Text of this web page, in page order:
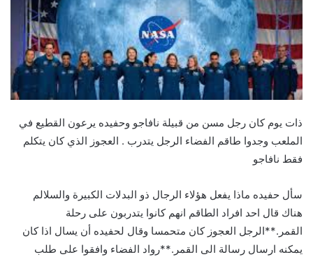
ذات يوم كان رجل مسن من قبيلة نافاجو وحفيده يرعون القطيع في
الملعب وجدوا طاقم الفضاء الرجل يتدرب . العجوز الذي كان يتكلم
فقط نافاجو
سأل حفيده ماذا يفعل هؤلاء الرجال ذو البدلات الكبيرة والسلالم
هناك قال احد افراد الطاقم انهم كانوا يتدربون على رحلة
القمر.**الرجل العجوز كان متحمسا وقال لحفيده أن يسال اذا كان
يمكنه ارسال رسالة الى القمر.**رواد الفضاء وافقوا على طلب